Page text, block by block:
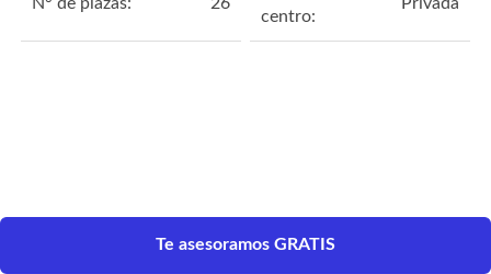
centro:
Te asesoramos GRATIS